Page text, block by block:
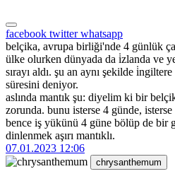
facebook twitterwhatsapp
belçika, avrupa birliği'nde 4 günlük
ülke olurken dünyada da i̇zlanda ve
sırayı aldı. şu an aynı şekilde
süresini deniyor.
aslında mantık şu: diyelim ki bir
zorunda. bunu isterse 4 günde,
bence iş yükünü 4 güne bölüp de bir
dinlenmek aşırı mantıklı.
07.01.2023 12:06
chrysanthemum